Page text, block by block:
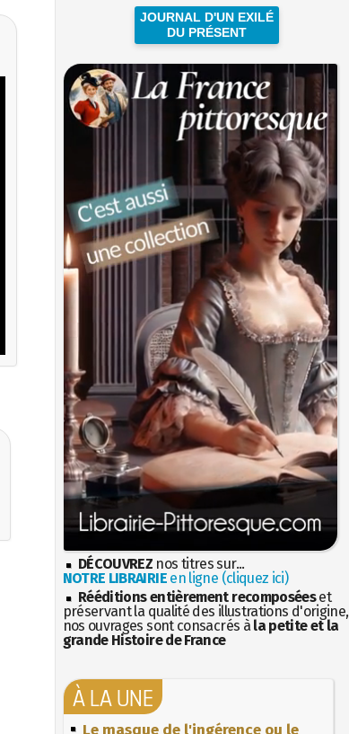
JOURNAL D'UN EXILÉ
DU PRÉSENT
DÉCOUVREZ nos titres sur...
NOTRE LIBRAIRIEen ligne (cliquez ici)
Rééditions entièrement recomposéeset
préservant la qualité des illustrations d'origine,
nos ouvrages sont consacrés à la petite et la
grande Histoire de France
À LA UNE
Le masque de l'ingérence ou le